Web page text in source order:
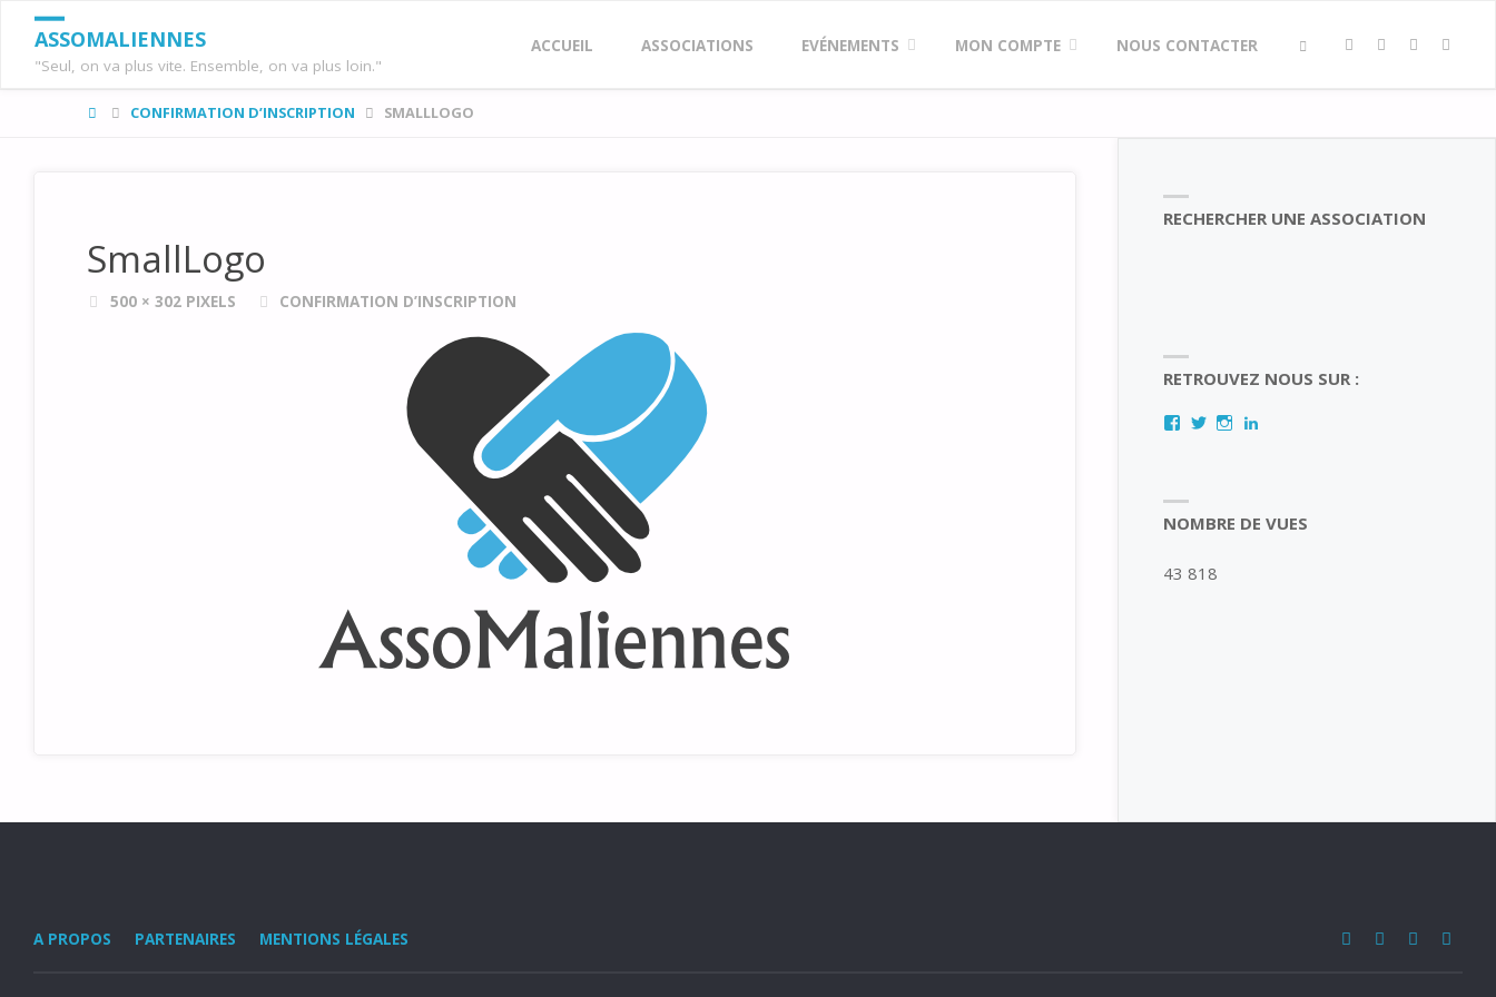
ASSOMALIENNES
"Seul, on va plus vite. Ensemble, on va plus loin."
to
ACCUEIL ASSOCIATIONS EVÉNEMENTS MON COMPTE NOUS CONTACTER
SEARCH
HOMECONFIRMATION D’INSCRIPTION SMALLLOGO
SmallLogo
FULL500 × 302 PIXELS CONFIRMATION D’INSCRIPTION
RECHERCHER UNE ASSOCIATION
RETROUVEZ NOUS SUR :
Facebook
TwitterInstagram
NOMBRE DE VUES
43 818
A PROPOS PARTENAIRES MENTIONS LÉGALES